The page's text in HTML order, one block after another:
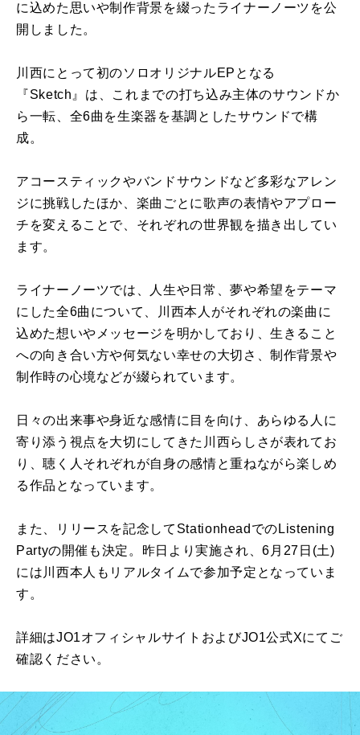
に込めた思いや制作背景を綴ったライナーノーツを公
開しました。
川⻄にとって初のソロオリジナルEPとなる
『Sketch』は、これまでの打ち込み主体のサウンドか
ら⼀転、全6曲を⽣楽器を基調としたサウンドで構
成。
アコースティックやバンドサウンドなど多彩なアレン
ジに挑戦したほか、楽曲ごとに歌声の表情やアプロー
チを変えることで、それぞれの世界観を描き出してい
ます。
ライナーノーツでは、⼈⽣や⽇常、夢や希望をテーマ
にした全6曲について、川⻄本⼈がそれぞれの楽曲に
込めた想いやメッセージを明かしており、⽣きること
への向き合い⽅や何気ない幸せの⼤切さ、制作背景や
制作時の⼼境などが綴られています。
⽇々の出来事や⾝近な感情に⽬を向け、あらゆる⼈に
寄り添う視点を⼤切にしてきた川⻄らしさが表れてお
り、聴く⼈それぞれが⾃⾝の感情と重ねながら楽しめ
る作品となっています。
また、リリースを記念してStationheadでのListening
Partyの開催も決定。昨⽇より実施され、6⽉27⽇(⼟)
には川⻄本⼈もリアルタイムで参加予定となっていま
す。
詳細はJO1オフィシャルサイトおよびJO1公式Xにてご
確認ください。